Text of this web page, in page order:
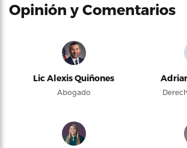
Opinión y Comentarios
Lic Alexis Quiñones
Abogado